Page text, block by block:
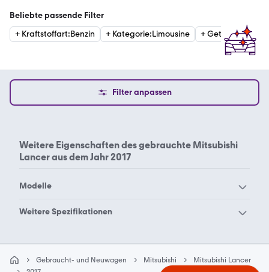
Beliebte passende Filter
+ Kraftstoffart:Benzin + Kategorie:Limousine +Getriebe:
Filter anpassen
Weitere Eigenschaften desgebrauchte Mitsubishi
Lancer aus dem Jahr 2017
Modelle
Mitsubishi 3000 GT
Mitsubishi Colt
Mitsubishi Diamante
Mitsubishi Eclipse Cross
Mitsubishi Eclipse
Weitere Spezifikationen
Mitsubishi Lancer 2006
Mitsubishi Lancer 2007
Gebraucht- und Neuwagen Mitsubishi
Mitsubishi Lancer